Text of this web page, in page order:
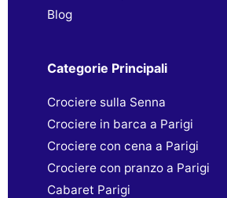
Blog
Categorie Principali
Crociere sulla Senna
Crociere in barca a Parigi
Crociere con cena a Parigi
Crociere con pranzo a Parigi
Cabaret Parigi